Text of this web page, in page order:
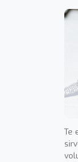
Te